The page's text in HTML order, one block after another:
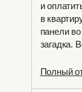
Полный
и
в
панели
загадка.